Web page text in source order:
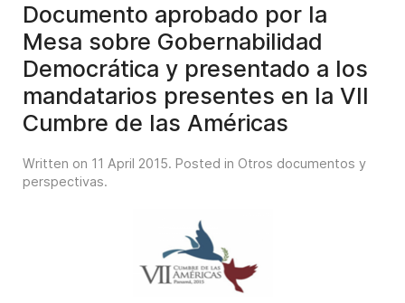
Documento aprobado por la
Mesa sobre Gobernabilidad
Democrática y presentado a los
mandatarios presentes en la VII
Cumbre de las Américas
Written on 11 April 2015. Posted in Otros documentos y
perspectivas.